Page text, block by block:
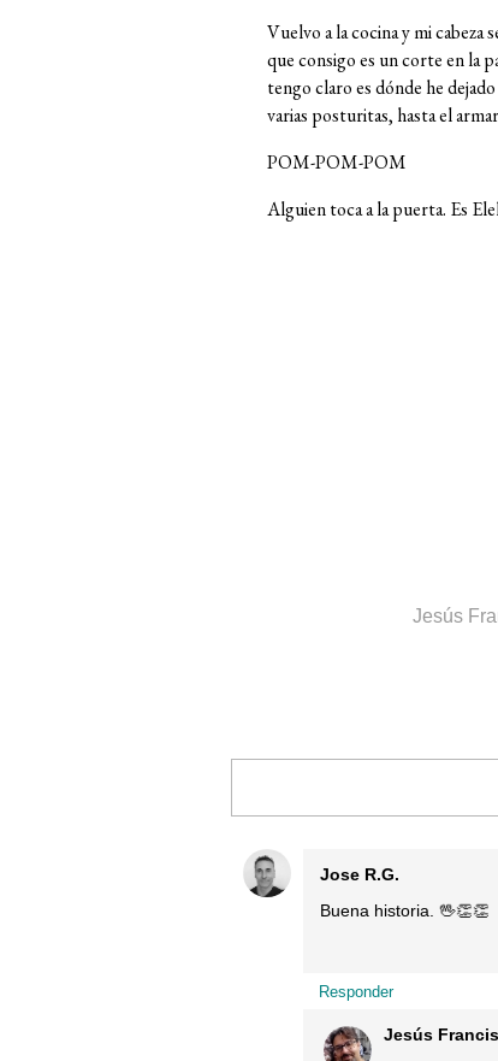
Vuelvo a la cocina y mi
que consigo es un corte en la
tengo claro es dónde he
varias posturitas, hasta el
POM-POM-POM
Alguien toca a la puerta. Es
Jesús
Jose R.G.
Buena historia. 🖖👏👏
Responder
Jesús